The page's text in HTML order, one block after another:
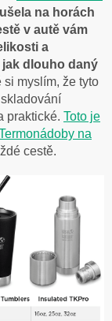
na horách
v autě vám
a
dlouho daný
si myslím, že tyto
praktické. Toto je
na
cestě.